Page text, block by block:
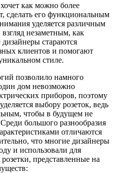
как можно более
сделать его функциональным
уделяется различным
незаметным, как
стараются
клиентов и помогают
стиле.
позволило намного
дом невозможно
приборов, поэтому
выбору розеток, ведь
чтобы в будущем не
большого разнообразия
отличаются
что многие дизайнеры
и использовали для
представленные на